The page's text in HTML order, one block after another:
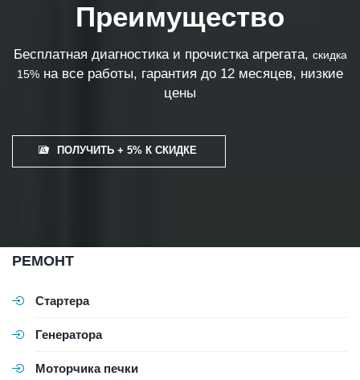
Преимущество
Бесплатная диагностика и прочистка агрегата, скидка
15% на все работы, гарантия до 12 месяцев, низкие
цены
ПОЛУЧИТЬ + 5% К СКИДКЕ
РЕМОНТ
Стартера
Генератора
Моторчика печки